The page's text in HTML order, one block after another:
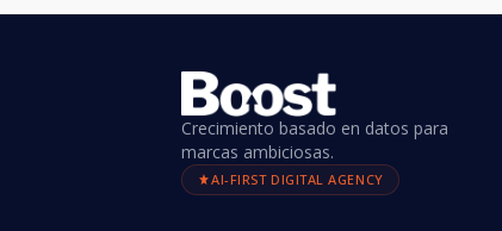
Crecimiento basado en datos para
marcas ambiciosas.
AI-FIRST DIGITAL AGENCY